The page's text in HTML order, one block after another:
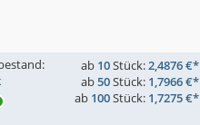
ab 10Stück:2,4876 €*
ab50Stück: 1,7966 €*
ab 100Stück: 1,7275 €*